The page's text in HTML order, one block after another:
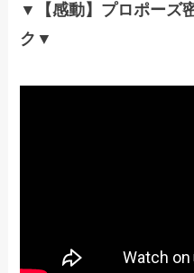
▼【感動】プロポーズ
ク▼